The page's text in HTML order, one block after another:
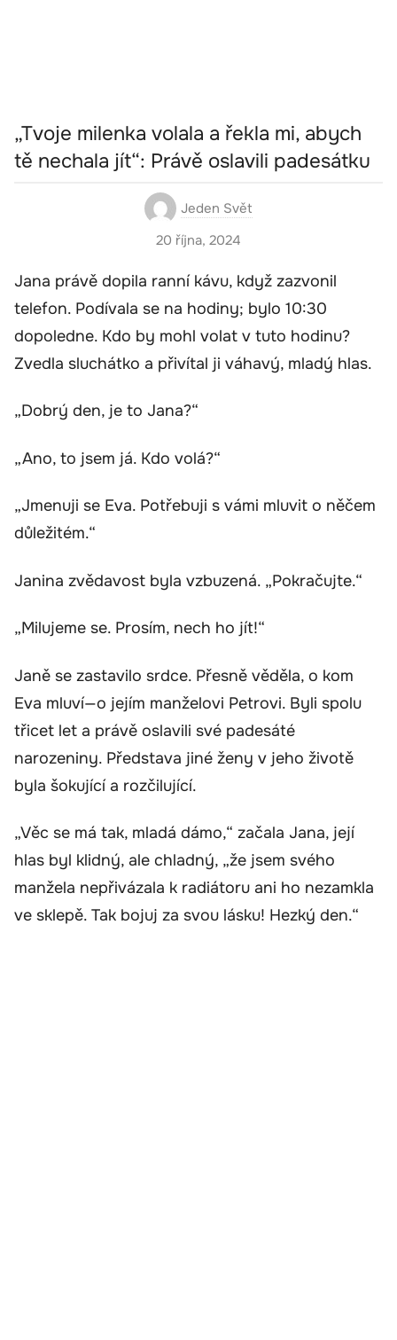
„Tvoje milenka volala a řekla mi, abych
tě nechala jít“: Právě oslavili padesátku
Jeden Svět
20 října, 2024
Jana právě dopila ranní kávu, když zazvonil
telefon. Podívala se na hodiny; bylo 10:30
dopoledne. Kdo by mohl volat v tuto hodinu?
Zvedla sluchátko a přivítal ji váhavý, mladý hlas.
„Dobrý den, je to Jana?“
„Ano, to jsem já. Kdo volá?“
„Jmenuji se Eva. Potřebuji s vámi mluvit o něčem
důležitém.“
Janina zvědavost byla vzbuzená. „Pokračujte.“
„Milujeme se. Prosím, nech ho jít!“
Janě se zastavilo srdce. Přesně věděla, o kom
Eva mluví—o jejím manželovi Petrovi. Byli spolu
třicet let a právě oslavili své padesáté
narozeniny. Představa jiné ženy v jeho životě
byla šokující a rozčilující.
„Věc se má tak, mladá dámo,“ začala Jana, její
hlas byl klidný, ale chladný, „že jsem svého
manžela nepřivázala k radiátoru ani ho nezamkla
ve sklepě. Tak bojuj za svou lásku! Hezký den.“